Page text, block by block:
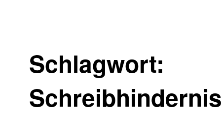
Schlagwort: